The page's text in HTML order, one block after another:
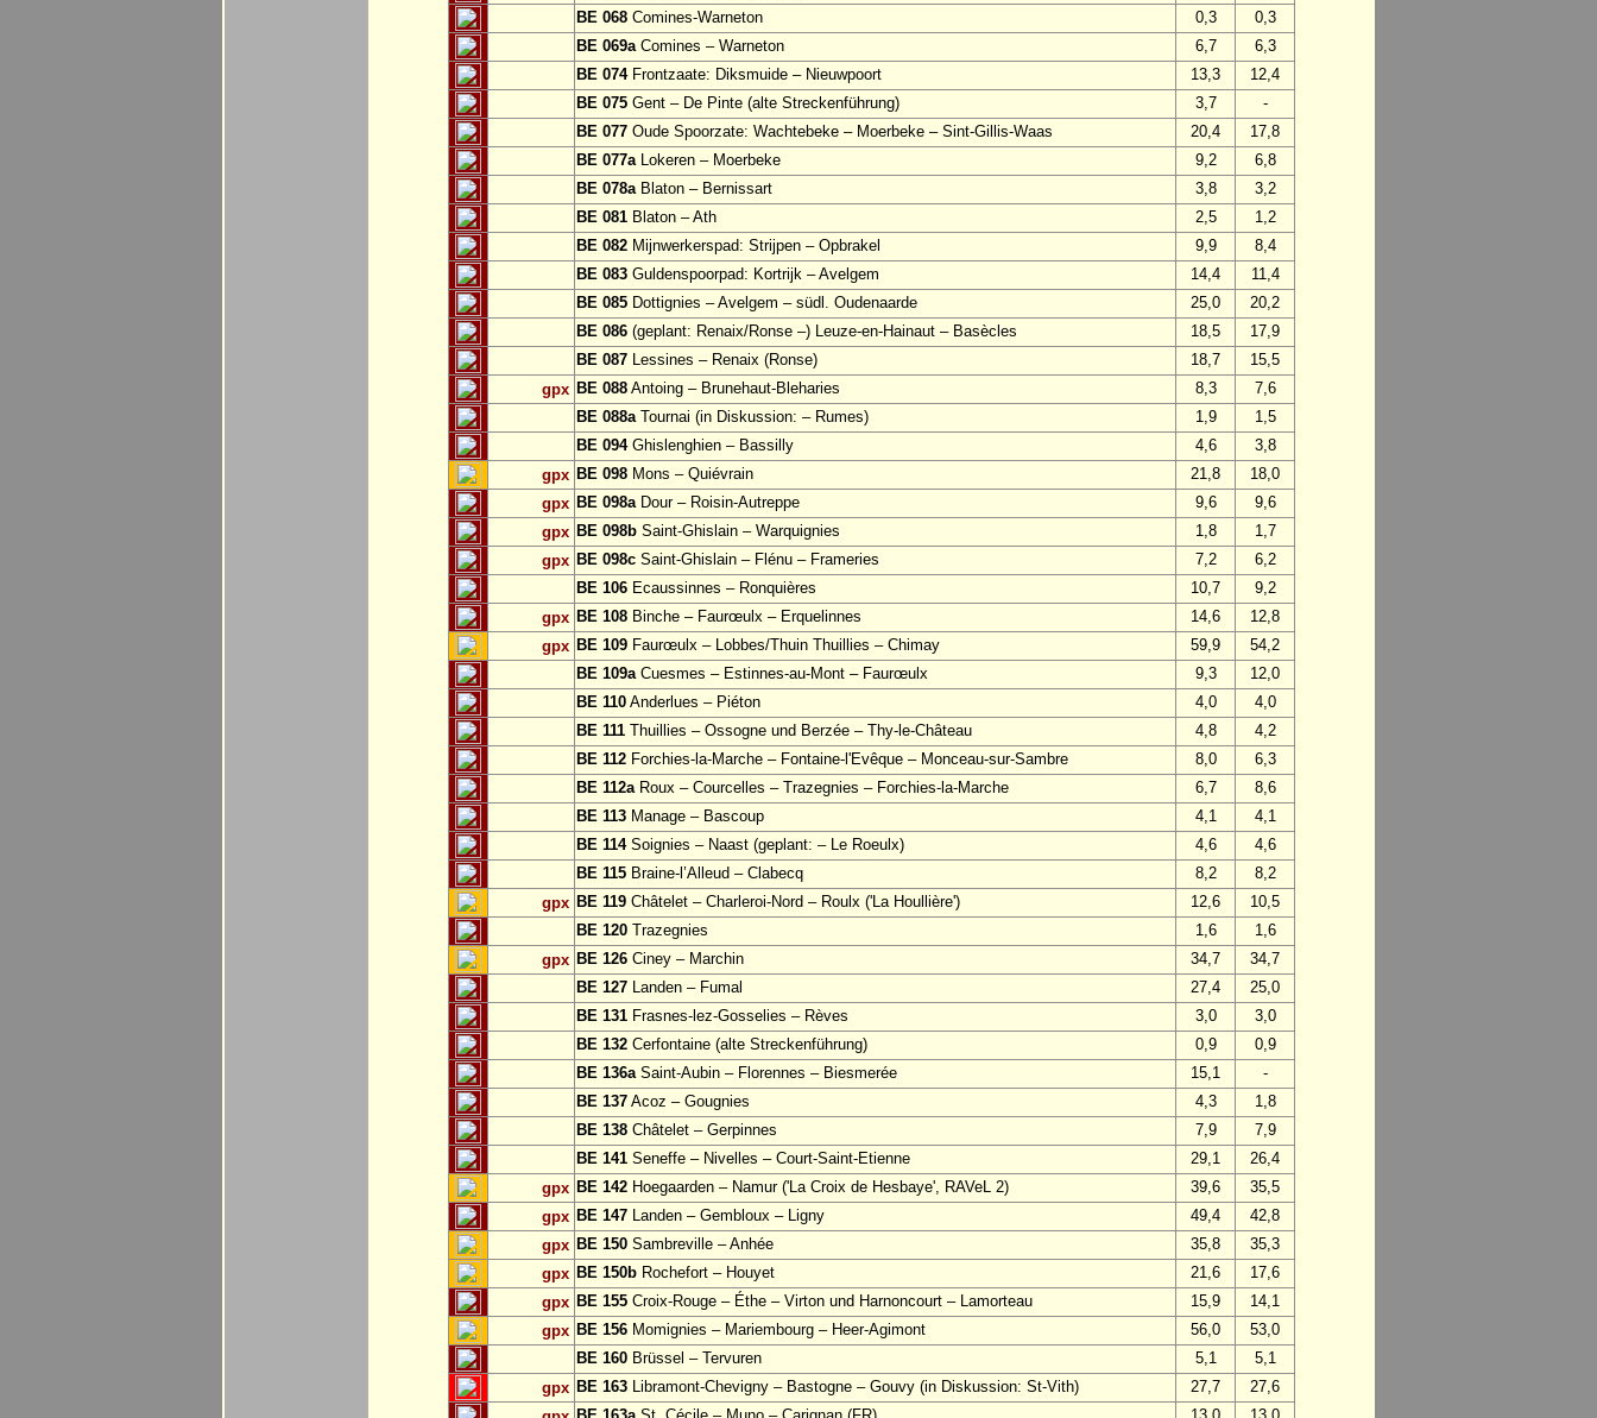
BE 068 Comines-Warneton 0,3
0,3
BE 069aComines – Warneton 6,7
6,3
BE 074Frontzaate: Diksmuide – Nieuwpoort 13,3
12,4
BE 075 Gent – De Pinte (alte Streckenführung) 3,7
-
BE 077 Oude Spoorzate: Wachtebeke – Moerbeke – Sint-Gillis-Waas 20,4
17,8
BE 077aLokeren – Moerbeke 9,2
6,8
BE 078aBlaton – Bernissart 3,8
3,2
BE 081 Blaton – Ath 2,5
1,2
BE 082 Mijnwerkerspad: Strijpen – Opbrakel 9,9
8,4
BE 083 Guldenspoorpad: Kortrijk – Avelgem 14,4
11,4
BE 085 Dottignies – Avelgem – südl. Oudenaarde 25,0
20,2
BE 086 (geplant: Renaix/Ronse –) Leuze-en-Hainaut – Basècles 18,5
17,9
BE 087 Lessines – Renaix (Ronse) 18,7
15,5
gpx BE 088 Antoing – Brunehaut-Bleharies 8,3
7,6
BE 088aTournai (in Diskussion: – Rumes) 1,9
1,5
BE 094Ghislenghien – Bassilly 4,6
3,8
gpx BE 098 Mons – Quiévrain 21,8
18,0
gpx BE 098aDour – Roisin-Autreppe 9,6
9,6
gpx BE 098b Saint-Ghislain – Warquignies 1,8
1,7
gpx BE 098c Saint-Ghislain – Flénu – Frameries 7,2
6,2
BE 106 Ecaussinnes – Ronquières 10,7
9,2
gpx BE 108 Binche – Faurœulx – Erquelinnes 14,6
12,8
gpx BE 109 Faurœulx – Lobbes/Thuin Thuillies – Chimay 59,9
54,2
BE 109aCuesmes – Estinnes-au-Mont – Faurœulx 9,3
12,0
BE 110 Anderlues – Piéton 4,0
4,0
BE 111 Thuillies – Ossogne und Berzée – Thy-le-Château 4,8
4,2
BE 112 Forchies-la-Marche – Fontaine-l'Evêque – Monceau-sur-Sambre 8,0
6,3
BE 112aRoux – Courcelles – Trazegnies – Forchies-la-Marche 6,7
8,6
BE 113 Manage – Bascoup 4,1
4,1
BE 114Soignies – Naast (geplant: – Le Roeulx) 4,6
4,6
BE 115 Braine-l’Alleud – Clabecq 8,2
8,2
gpx BE 119 Châtelet – Charleroi-Nord – Roulx ('La Houllière') 12,6
10,5
BE 120 Trazegnies 1,6
1,6
gpx BE 126 Ciney – Marchin 34,7
34,7
BE 127 Landen – Fumal 27,4
25,0
BE 131 Frasnes-lez-Gosselies – Rèves 3,0
3,0
BE 132 Cerfontaine (alte Streckenführung) 0,9
0,9
BE 136aSaint-Aubin – Florennes – Biesmerée 15,1
-
BE 137 Acoz – Gougnies 4,3
1,8
BE 138 Châtelet – Gerpinnes 7,9
7,9
BE 141 Seneffe – Nivelles – Court-Saint-Etienne 29,1
26,4
gpx BE 142 Hoegaarden – Namur ('La Croix de Hesbaye', RAVeL 2) 39,6
35,5
gpx BE 147 Landen – Gembloux – Ligny 49,4
42,8
gpx BE 150 Sambreville – Anhée 35,8
35,3
gpx BE 150b Rochefort – Houyet 21,6
17,6
gpx BE 155 Croix-Rouge – Éthe – Virton und Harnoncourt – Lamorteau 15,9
14,1
gpx BE 156 Momignies – Mariembourg – Heer-Agimont 56,0
53,0
BE 160 Brüssel – Tervuren 5,1
5,1
gpx BE 163 Libramont-Chevigny – Bastogne – Gouvy (in Diskussion: St-Vith) 27,7
27,6